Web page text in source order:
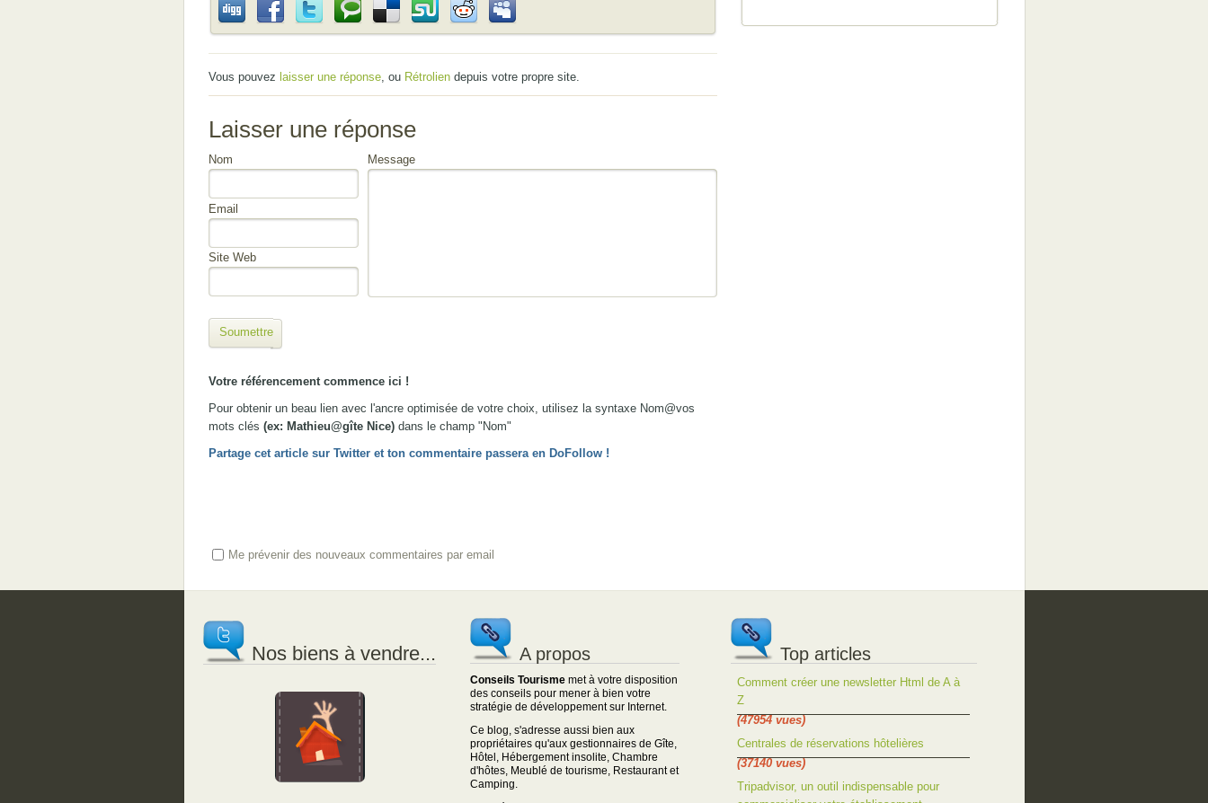
Vous pouvez laisser une réponse, ou Rétroliendepuis votre propre site.
Laisser une réponse
Nom
Email
Site Web
Message
Soumettre
Votre référencement commence ici !
Pour obtenir un beau lien avec l'ancre optimisée de votre choix, utilisez la syntaxe Nom@vos
mots clés (ex: Mathieu@gîte Nice)dans le champ "Nom"
Partage cet article sur Twitter et ton commentaire passera en DoFollow !
Me prévenir des nouveaux commentaires par email
Nos biens à vendre... A propos
Conseils Tourismemet à votre disposition
des conseils pour mener à bien votre
stratégie de développement sur Internet.
Ce blog, s'adresse aussi bien aux
propriétaires qu'aux gestionnaires de Gîte,
Hôtel, Hébergement insolite, Chambre
d'hôtes, Meublé de tourisme, Restaurant et
Camping.
Top articles
Comment créer une newsletter Html de A à
Z
(47954 vues)
Centrales de réservations hôtelières
(37140 vues)
Tripadvisor, un outil indispensable pour